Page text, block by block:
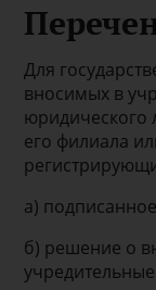
Для
вносимых в
юридического
его филиала
а)
б) решение о